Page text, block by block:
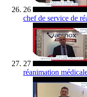
26
chef de service de
27
réanimation